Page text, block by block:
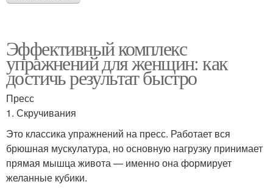
Эффективный комплекс
упражнений для женщин: как
достичь результат быстро
Пресс
1. Скручивания
Это классика упражнений на пресс. Работает вся
брюшная мускулатура, но основную нагрузку принимает
прямая мышца живота — именно она формирует
желанные кубики.